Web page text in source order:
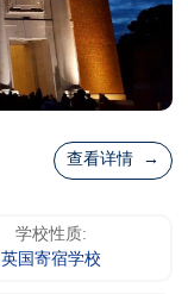
查看详情 →
学校性质:
英国寄宿学校